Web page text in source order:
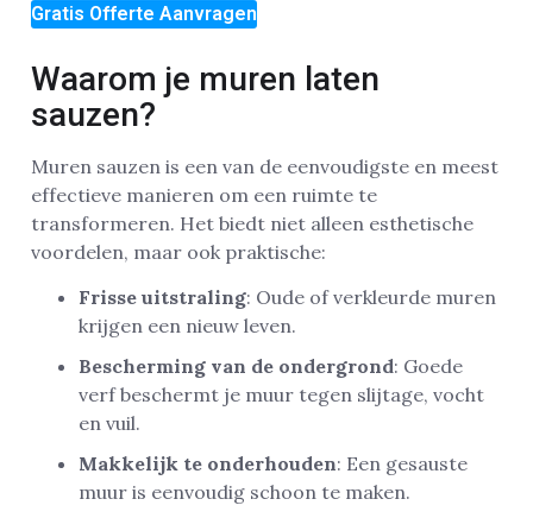
Gratis Offerte Aanvragen
Waarom je muren laten
sauzen?
Muren sauzen is een van de eenvoudigste en meest
effectieve manieren om een ruimte te
transformeren. Het biedt niet alleen esthetische
voordelen, maar ook praktische:
Frisse uitstraling: Oude of verkleurde muren
krijgen een nieuw leven.
Bescherming van de ondergrond: Goede
verf beschermt je muur tegen slijtage, vocht
en vuil.
Makkelijk te onderhouden: Een gesauste
muur is eenvoudig schoon te maken.